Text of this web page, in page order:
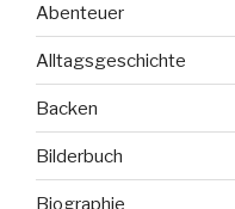
Abenteuer
Alltagsgeschichte
Backen
Bilderbuch
Biographie